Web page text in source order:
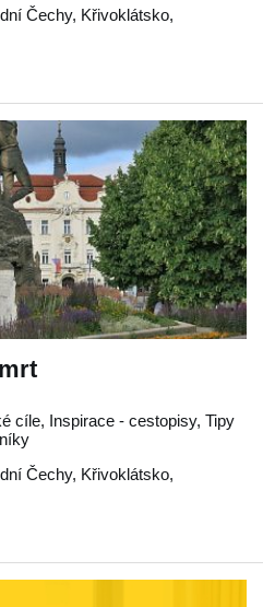
Čechy, Křivoklátsko,
cíle, Inspirace - cestopisy, Tipy
Čechy, Křivoklátsko,